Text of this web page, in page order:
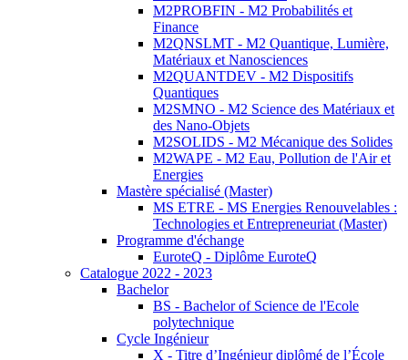
M2PROBFIN - M2 Probabilités et
Finance
M2QNSLMT - M2 Quantique, Lumière,
Matériaux et Nanosciences
M2QUANTDEV - M2 Dispositifs
Quantiques
M2SMNO - M2 Science des Matériaux et
des Nano-Objets
M2SOLIDS - M2 Mécanique des Solides
M2WAPE - M2 Eau, Pollution de l'Air et
Energies
Mastère spécialisé (Master)
MS ETRE - MS Energies Renouvelables :
Technologies et Entrepreneuriat (Master)
Programme d'échange
EuroteQ - Diplôme EuroteQ
Catalogue 2022 - 2023
Bachelor
BS - Bachelor of Science de l'Ecole
polytechnique
Cycle Ingénieur
X - Titre d’Ingénieur diplômé de l’École